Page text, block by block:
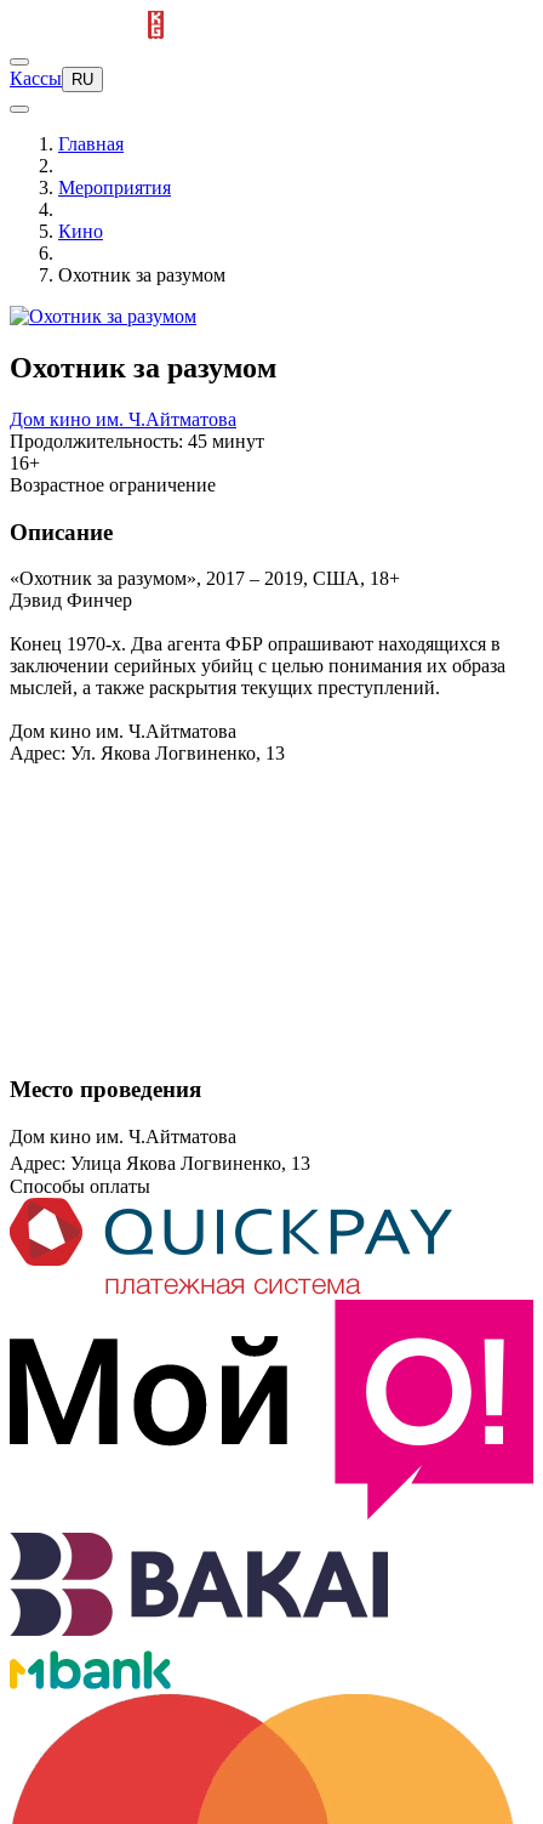
Кассы RU
Главная
Мероприятия
Кино
Охотник за разумом
Охотник за разумом
Дом кино им. Ч.Айтматова
Продолжительность: 45 минут
16+
Возрастное ограничение
Описание
«Охотник за разумом», 2017 – 2019, США, 18+
Дэвид Финчер
Конец 1970-х. Два агента ФБР опрашивают находящихся в
заключении серийных убийц с целью понимания их образа
мыслей, а также раскрытия текущих преступлений.
Дом кино им. Ч.Айтматова
Адрес: Ул. Якова Логвиненко, 13
Место проведения
Дом кино им. Ч.Айтматова
Адрес: Улица Якова Логвиненко, 13
Способы оплаты